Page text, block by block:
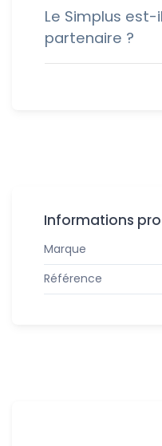
Le Simplus est-
partenaire ?
Informations
Marque
Référence